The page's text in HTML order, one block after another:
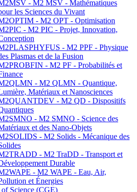
- M2 MSV - Mathématiques
les Sciences du Vivant
- M2 OPT - Optimisation
- M2 PIC - Projet, Innovation,
- M2 PPF - Physique
Plasmas et de la Fusion
- M2 PF - Probabilités et
- M2 QLMN - Quantique,
Matériaux et Nanosciences
- M2 QD - Dispositifs
- M2 SMNO - Science des
et des Nano-Objets
- M2 Solids - Mécanique des
- M2 TraDD - Transport et
Durable
- M2 WAPE - Eau, Air,
et Énergies
of Science (CGE)